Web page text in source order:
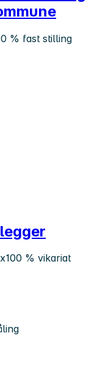
% fast stilling
% vikariat